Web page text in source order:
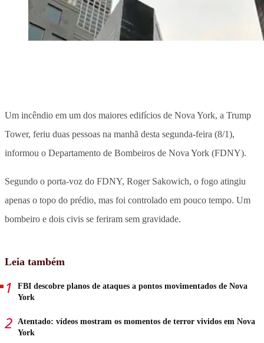
Um incêndio em um dos maiores edifícios de Nova York, a Trump
Tower, feriu duas pessoas na manhã desta segunda-feira (8/1),
informou o Departamento de Bombeiros de Nova York (FDNY).
Segundo o porta-voz do FDNY, Roger Sakowich, o fogo atingiu
apenas o topo do prédio, mas foi controlado em pouco tempo. Um
bombeiro e dois civis se feriram sem gravidade.
Leia também
FBI descobre planos de ataques a pontos movimentados de Nova
York
Atentado: vídeos mostram os momentos de terror vividos em Nova
York